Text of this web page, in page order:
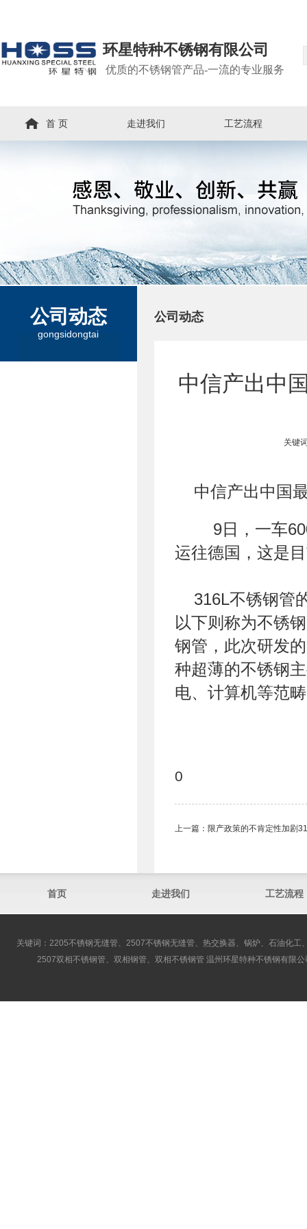
环星特种不锈钢有限公司
优质的不锈钢管产品-一流的专业服务
首 页 走进我们 工艺流程
公司动态
gongsidongtai
公司动态
中信产出中
关键
中信产出中国
9日，一车
运往德国，这是
316L不锈钢管
以下则称为不锈
钢管，此次研发
种超薄的不锈钢
电、计算机等范
0
上一篇： 限产政策的不肯定性加剧
首页 走进我们 工艺流程
关键词：2205不锈钢无缝管、2507不锈钢无缝管、热交换器、锅炉、石油化
2507双相不锈钢管、双相钢管、双相不锈钢管 温州环星特种不锈钢有限